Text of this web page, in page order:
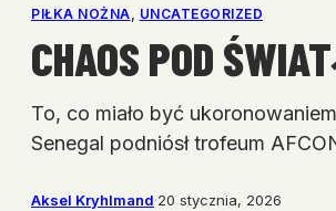
PIŁKA NOŻNA, UNCATEGORIZED
CHAOS POD
To, co miało być
Senegal podniósł trofeum
Aksel Kryhlmand·20 stycznia, 2026